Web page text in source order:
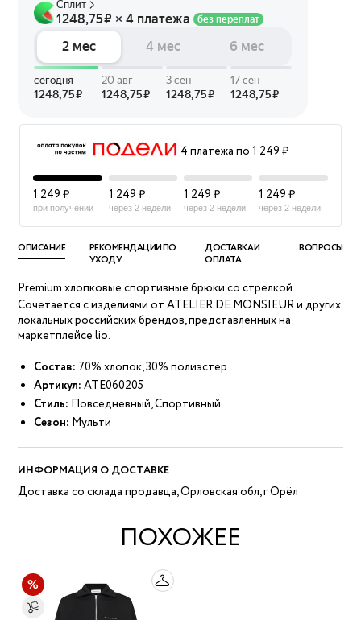
4 платежа по 1 249 ₽
1 249 ₽
при получении
1 249 ₽
через 2 недели
1 249 ₽
через 2 недели
1 249 ₽
через 2 недели
ОПИСАНИЕ
РЕКОМЕНДАЦИИ ПО
УХОДУ
ДОСТАВКА И
ОПЛАТА
ВОПРОСЫ
Premium хлопковые cпортивные брюки со стрелкой.
Сочетается с изделиями от ATELIER DE MONSIEUR и других
локальных российских брендов, представленных на
маркетплейсе lio.
Состав: 70% хлопок, 30% полиэстер
Артикул: ATE060205
Стиль: Повседневный, Спортивный
Сезон: Мульти
ИНФОРМАЦИЯ О ДОСТАВКЕ
Доставка со склада продавца, Орловская обл, г Орёл
ПОХОЖЕЕ